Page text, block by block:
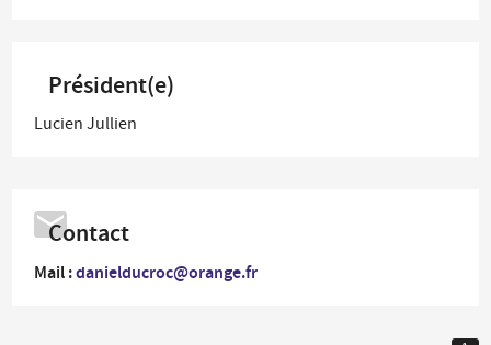
Président(e)
Lucien Jullien
Contact
Mail :danielducroc@orange.fr